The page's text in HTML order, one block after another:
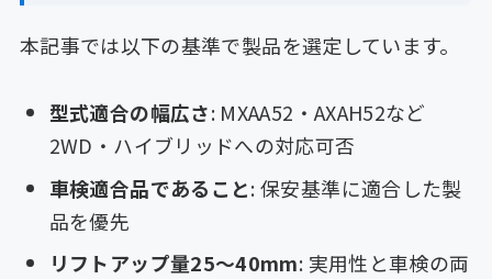
本記事では以下の基準で製品を選定しています。
型式適合の幅広さ: MXAA52・AXAH52など
2WD・ハイブリッドへの対応可否
車検適合品であること: 保安基準に適合した製
品を優先
リフトアップ量25〜40mm: 実用性と車検の両